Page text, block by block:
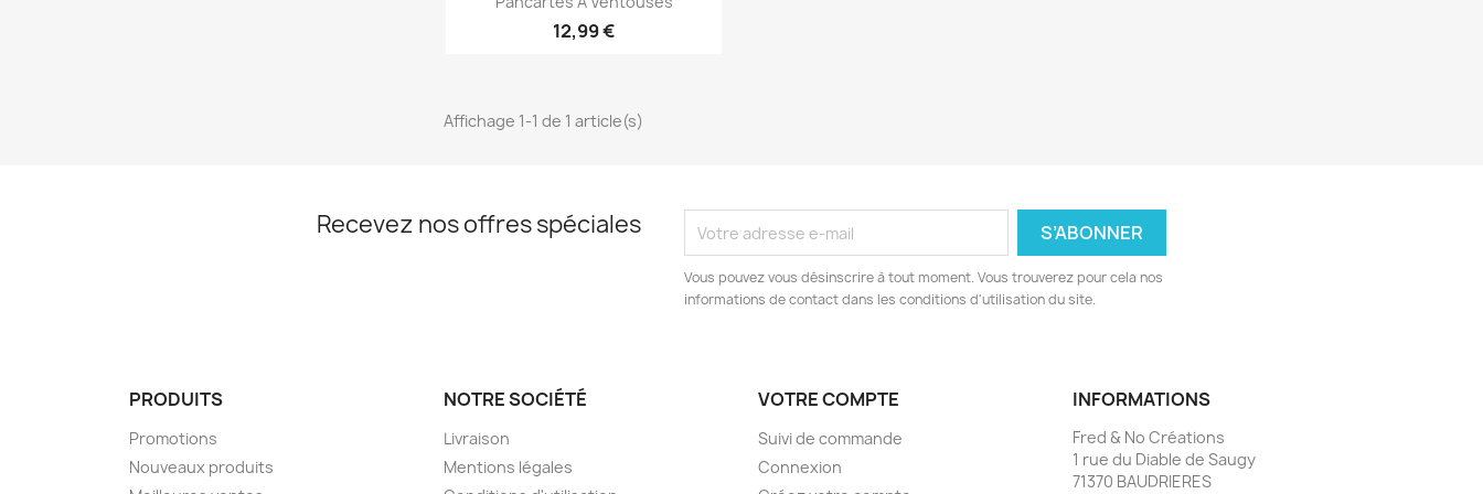
12,99 €
Affichage 1-1 de 1 article(s)
Recevez nos offres spéciales
Vous pouvez vous désinscrire à tout moment. Vous trouverez pour cela nos
informations de contact dans les conditions d'utilisation du site.
PRODUITS
Promotions
Nouveaux produits
NOTRE SOCIÉTÉ
Livraison
Mentions légales
VOTRE COMPTE
Suivi de commande
Connexion
INFORMATIONS
Fred & No Créations
1 rue du Diable de Saugy
71370 BAUDRIERES